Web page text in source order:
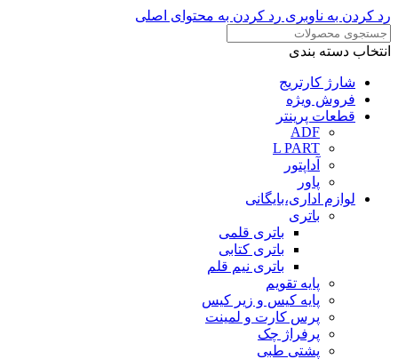
رد کردن به ناوبری رد کردن به محتوای اصلی
انتخاب دسته بندی
شارژ کارتریج
فروش ویژه
قطعات پرینتر
ADF
L PART
آداپتور
پاور
لوازم اداری،بایگانی
باتری
باتری قلمی
باتری کتابی
باتری نیم قلم
پایه تقویم
پایه کیس و زیر کیس
پرس کارت و لمینت
پرفراژ چک
پشتی طبی